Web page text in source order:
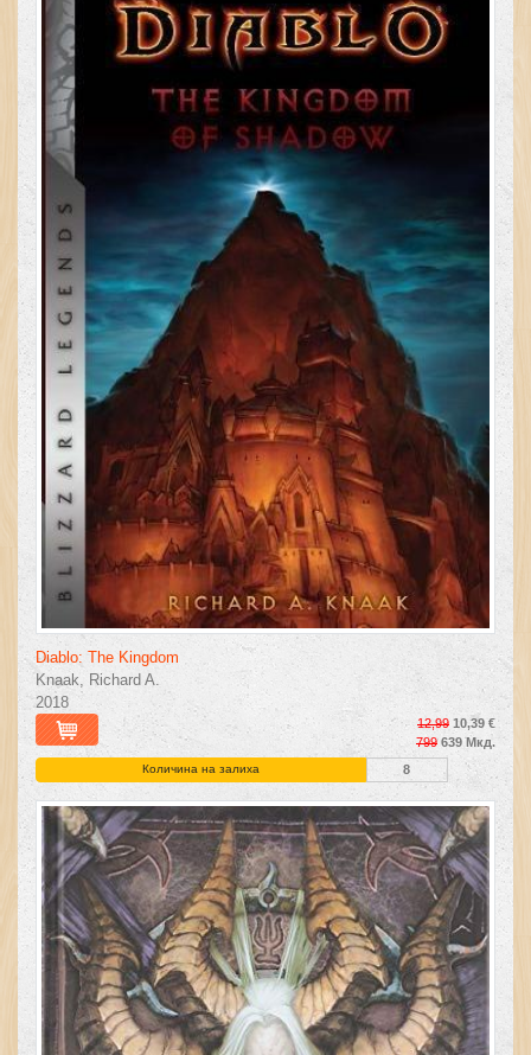
Diablo: The Kingdom
Knaak, Richard A.
2018
12,99 10,39 €
799639 Мкд.
Количина на залиха 8